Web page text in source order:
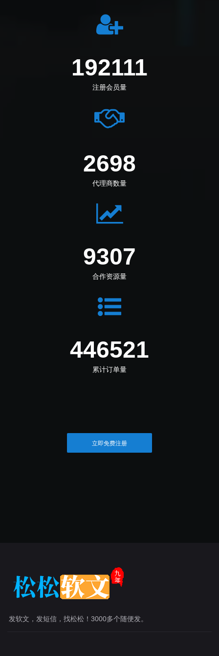
219555
注册会员量
3083
代理商数量
11097
合作资源量
532390
累计订单量
立即免费注册
发软文，发短信，找松松！3000多个随便发。